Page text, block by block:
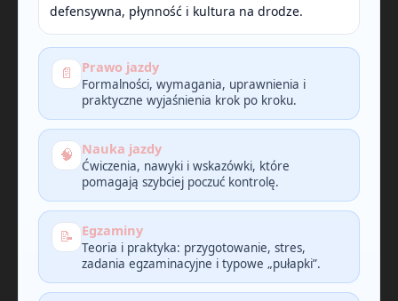
defensywna, płynność i kultura na drodze.
📄 Prawo jazdy
Formalności, wymagania, uprawnienia i
praktyczne wyjaśnienia krok po kroku.
🧠 Nauka jazdy
Ćwiczenia, nawyki i wskazówki, które
pomagają szybciej poczuć kontrolę.
📝 Egzaminy
Teoria i praktyka: przygotowanie, stres,
zadania egzaminacyjne i typowe „pułapki”.